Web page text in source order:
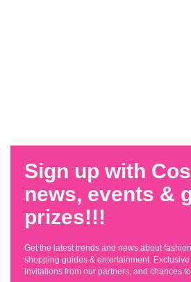
Sign up with
news, events &
prizes!!!
Get the latest trends and news about
shopping guides & entertainment.
invitations from our partners, and chances